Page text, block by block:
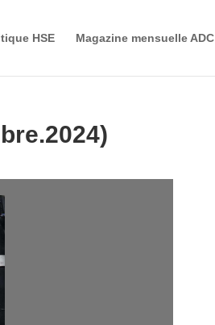
HSE Magazine mensuelle ADC